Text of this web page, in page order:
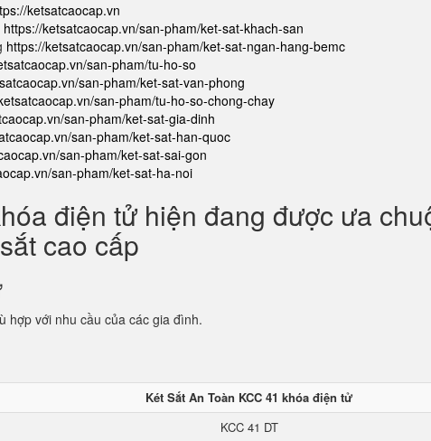
ketsatcaocap.vn
https://ketsatcaocap.vn/san-pham/ket-sat-khach-san
https://ketsatcaocap.vn/san-pham/ket-sat-ngan-hang-bemc
san-pham/tu-ho-so
san-pham/ket-sat-van-phong
san-pham/tu-ho-so-chong-chay
san-pham/ket-sat-gia-dinh
san-pham/ket-sat-han-quoc
san-pham/ket-sat-sai-gon
san-pham/ket-sat-ha-noi
điện tử hiện đang được ưa
cao cấp
hợp với nhu cầu của các gia đình.
Két Sắt An Toàn KCC 41 khóa điện tử
KCC 41 DT